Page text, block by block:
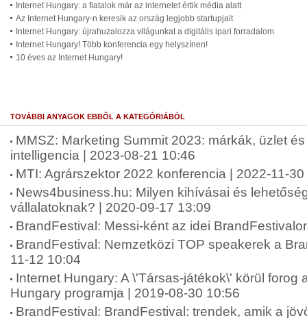
Internet Hungary: a fiatalok már az internetet értik média alatt
Az Internet Hungary-n keresik az ország legjobb startupjait
Internet Hungary: újrahuzalozza világunkat a digitális ipari forradalom
Internet Hungary! Több konferencia egy helyszínen!
10 éves az Internet Hungary!
TOVÁBBI ANYAGOK EBBŐL A KATEGÓRIÁBÓL
MMSZ: Marketing Summit 2023: márkák, üzlet
intelligencia | 2023-08-21 10:46
MTI: Agrárszektor 2022 konferencia | 2022-11-
News4business.hu: Milyen kihívásai és
vállalatoknak? | 2020-09-17 13:09
BrandFestival: Messi-ként az idei
BrandFestival: Nemzetközi TOP speakerek a
11-12 10:04
Internet Hungary: A \'Társas-játékok\' körül forog
Hungary programja | 2019-08-30 10:56
BrandFestival: BrandFestival: trendek, amik a